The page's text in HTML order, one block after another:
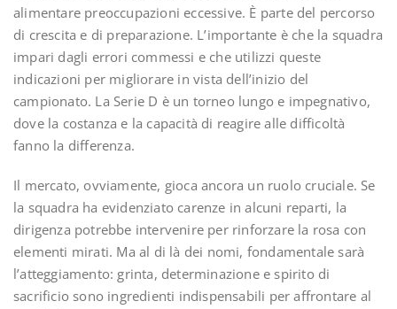
alimentare preoccupazioni eccessive. È parte del percorso
di crescita e di preparazione. L’importante è che la squadra
impari dagli errori commessi e che utilizzi queste
indicazioni per migliorare in vista dell’inizio del
campionato. La Serie D è un torneo lungo e impegnativo,
dove la costanza e la capacità di reagire alle difficoltà
fanno la differenza.
Il mercato, ovviamente, gioca ancora un ruolo cruciale. Se
la squadra ha evidenziato carenze in alcuni reparti, la
dirigenza potrebbe intervenire per rinforzare la rosa con
elementi mirati. Ma al di là dei nomi, fondamentale sarà
l’atteggiamento: grinta, determinazione e spirito di
sacrificio sono ingredienti indispensabili per affrontare al